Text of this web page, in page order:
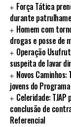
Força Tática
durante
Homem com
drogas e posse de
Operação
suspeita de lavar
Novos
jovens do
Celeridade:
conclusão de
Referencial